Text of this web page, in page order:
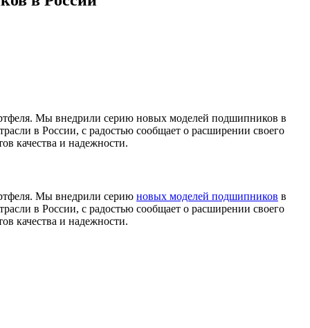
Мы внедрили серию новых моделей подшипников в
в России, с радостью сообщает о расширении своего
качества и надежности.
Мы внедрили серию новых моделей подшипников в
в России, с радостью сообщает о расширении своего
качества и надежности.